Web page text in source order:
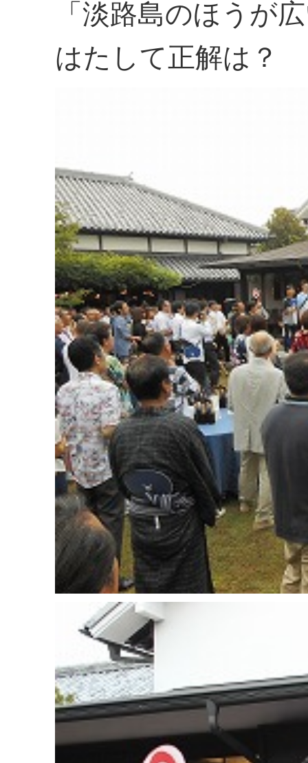
「淡路島のほうが
はたして正解は？